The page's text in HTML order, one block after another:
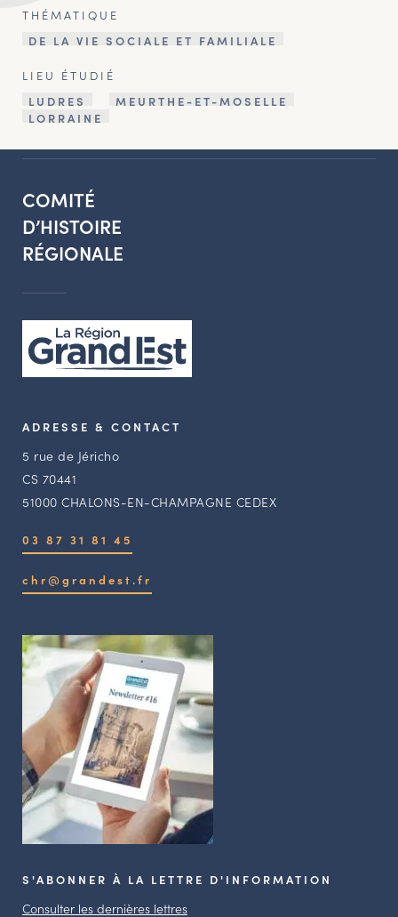
THÉMATIQUE
DE LA VIE SOCIALE ET FAMILIALE
LIEU ÉTUDIÉ
LUDRES
MEURTHE-ET-MOSELLE
LORRAINE
COMITÉ
D’HISTOIRE
RÉGIONALE
ADRESSE & CONTACT
5 rue de Jéricho
CS 70441
51000 CHALONS-EN-CHAMPAGNE CEDEX
03 87 31 81 45
chr@grandest.fr
S'ABONNER À LA LETTRE D'INFORMATION
Consulter les dernières lettres